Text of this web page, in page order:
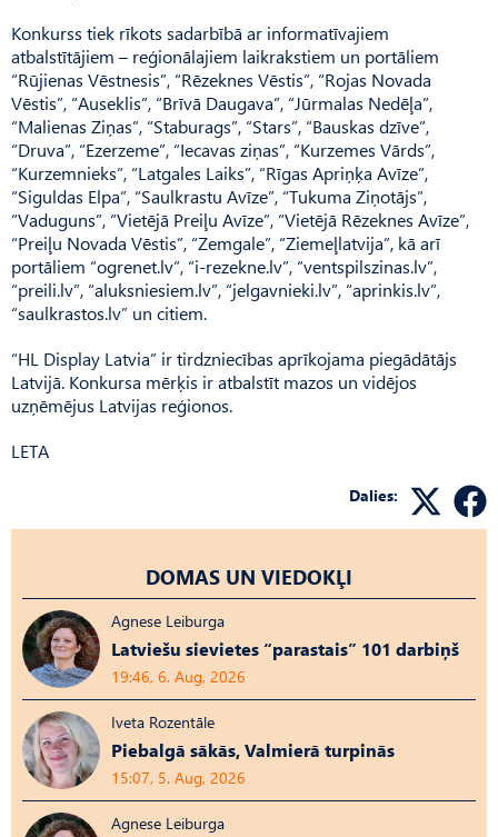
Konkurss tiek rīkots sadarbībā ar informatīvajiem
atbalstītājiem – reģionālajiem laikrakstiem un portāliem
“Rūjienas Vēstnesis”, “Rēzeknes Vēstis”, “Rojas Novada
Vēstis”, “Auseklis”, “Brīvā Daugava”, “Jūrmalas Nedēļa”,
“Malienas Ziņas”, “Staburags”, “Stars”, “Bauskas dzīve”,
“Druva”, “Ezerzeme”, “Iecavas ziņas”, “Kurzemes Vārds”,
“Kurzemnieks”, “Latgales Laiks”, “Rīgas Apriņķa Avīze”,
“Siguldas Elpa”, “Saulkrastu Avīze”, “Tukuma Ziņotājs”,
“Vaduguns”, “Vietējā Preiļu Avīze”, “Vietējā Rēzeknes Avīze”,
“Preiļu Novada Vēstis”, “Zemgale”, “Ziemeļlatvija”, kā arī
portāliem “ogrenet.lv”, “i-rezekne.lv”, “ventspilszinas.lv”,
“preili.lv”, “aluksniesiem.lv”, “jelgavnieki.lv”, “aprinkis.lv”,
“saulkrastos.lv” un citiem.
“HL Display Latvia” ir tirdzniecības aprīkojama piegādātājs
Latvijā. Konkursa mērķis ir atbalstīt mazos un vidējos
uzņēmējus Latvijas reģionos.
LETA
Dalies:
DOMAS UN VIEDOKĻI
Agnese Leiburga
Latviešu sievietes “parastais” 101 darbiņš
19:46, 6. Aug, 2026
Iveta Rozentāle
Piebalgā sākās, Valmierā turpinās
15:07, 5. Aug, 2026
Agnese Leiburga